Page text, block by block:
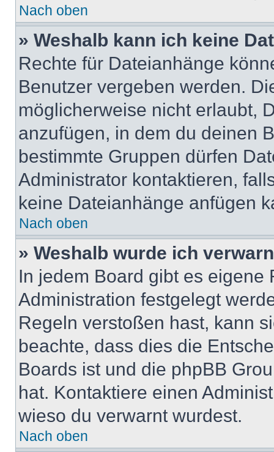
Nach oben
» Weshalb kann ich keine
Rechte für Dateianhänge
Benutzer vergeben werden.
möglicherweise nicht erlaubt,
anzufügen, in dem du deinen
bestimmte Gruppen dürfen
Administrator kontaktieren,
keine Dateianhänge anfügen
Nach oben
» Weshalb wurde ich
In jedem Board gibt es
Administration festgelegt
Regeln verstoßen hast, kann
beachte, dass dies die
Boards ist und die phpBB
hat. Kontaktiere einen
wieso du verwarnt wurdest.
Nach oben